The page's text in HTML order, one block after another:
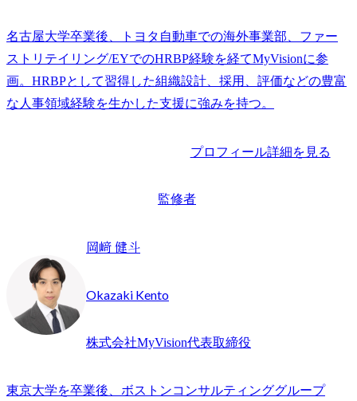
名古屋大学卒業後、トヨタ自動車での海外事業部、ファー
ストリテイリング/EYでのHRBP経験を経てMyVisionに参
画。HRBPとして習得した組織設計、採用、評価などの豊富
な人事領域経験を生かした支援に強みを持つ。
プロフィール詳細を見る
監修者
岡﨑 健斗
Okazaki Kento
株式会社MyVision代表取締役
東京大学を卒業後、ボストンコンサルティンググループ